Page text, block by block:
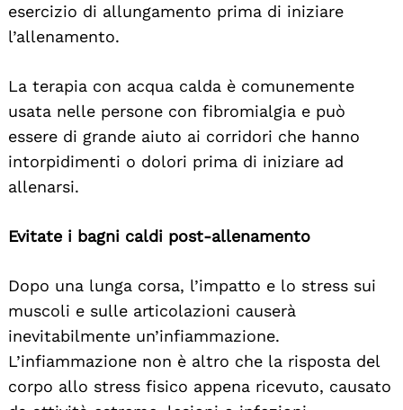
esercizio di allungamento prima di iniziare
l’allenamento.
La terapia con acqua calda è comunemente
usata nelle persone con fibromialgia e può
essere di grande aiuto ai corridori che hanno
intorpidimenti o dolori prima di iniziare ad
allenarsi.
Evitate i bagni caldi post-allenamento
Dopo una lunga corsa, l’impatto e lo stress sui
muscoli e sulle articolazioni causerà
inevitabilmente un’infiammazione.
L’infiammazione non è altro che la risposta del
corpo allo stress fisico appena ricevuto, causato